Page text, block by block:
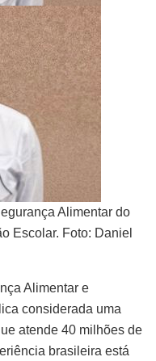
Alimentar do
Escolar. Foto: Daniel
Alimentar e
considerada uma
atende 40 milhões de
brasileira está